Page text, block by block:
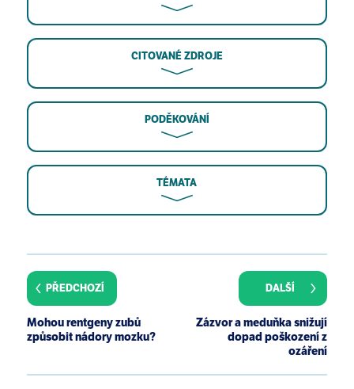
CITOVANÉ ZDROJE
PODĚKOVÁNÍ
TÉMATA
and risk of meningioma. Cancer 2012 118(18):4530 -
4537
J. J. Aw. Cosmic radiation and commercial air travel.
J Travel Med 2003 10(1):19 - 28
Sampson, E. M. Ward. High dietary antioxidant
PŘEDCHOZÍ
Mohou rentgeny zubů
způsobit nádory mozku?
Zázvor a meduňka snižují
dopad poškození z
ozáření
DALŠÍ